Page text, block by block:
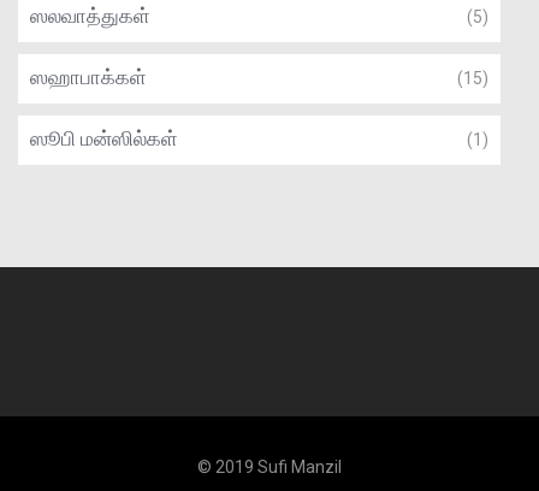
ஸலவாத்துகள் (5)
ஸஹாபாக்கள் (15)
ஸூபி மன்ஸில்கள் (1)
© 2019 Sufi Manzil